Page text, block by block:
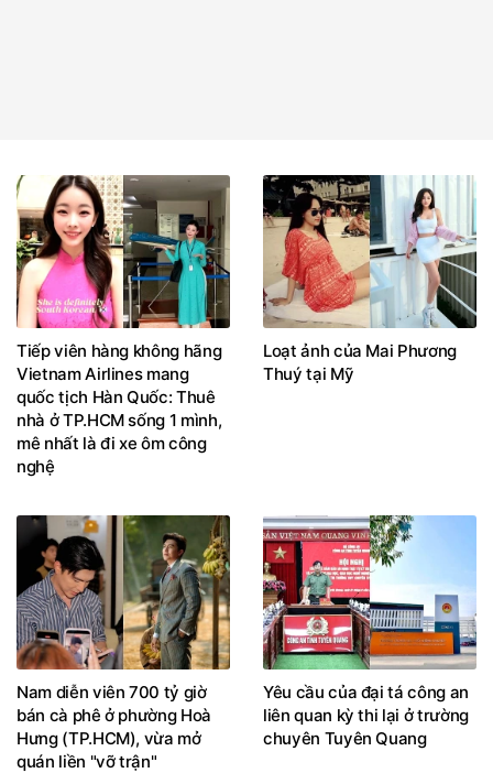
Tiếp viên hàng không hãng
Vietnam Airlines mang
quốc tịch Hàn Quốc: Thuê
nhà ở TP.HCM sống 1 mình,
mê nhất là đi xe ôm công
nghệ
Loạt ảnh của Mai Phương
Thuý tại Mỹ
Nam diễn viên 700 tỷ giờ
bán cà phê ở phường Hoà
Hưng (TP.HCM), vừa mở
quán liền "vỡ trận"
Yêu cầu của đại tá công an
liên quan kỳ thi lại ở trường
chuyên Tuyên Quang